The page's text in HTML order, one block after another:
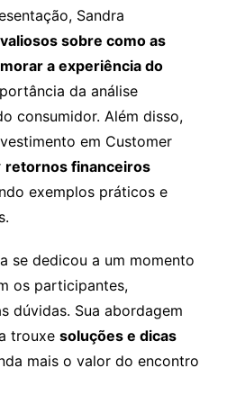
Sandra
sobre como as
a experiência do
da análise
consumidor. Além disso,
em Customer
retornos financeiros
exemplos práticos e
se dedicou a um momento
os participantes,
dúvidas. Sua abordagem
trouxe soluções e dicas
mais o valor do encontro